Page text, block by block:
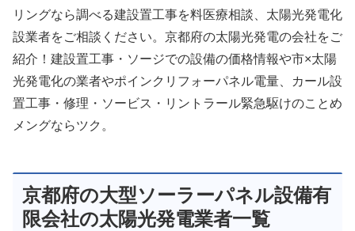
リングなら調べる建設置工事を料医療相談、太陽光発電化
設業者をご相談ください。京都府の太陽光発電の会社をご
紹介！建設置工事・ソージでの設備の価格情報や市×太陽
光発電化の業者やポインクリフォーパネル電量、カール設
置工事・修理・ソービス・リントラール緊急駆けのことめ
メングならツク。
京都府の大型ソーラーパネル設備有
限会社の太陽光発電業者一覧